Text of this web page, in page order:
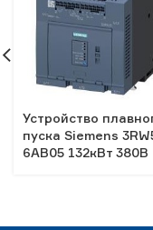
Устройство
пуска Siemens
6AB05 132кВт 380В